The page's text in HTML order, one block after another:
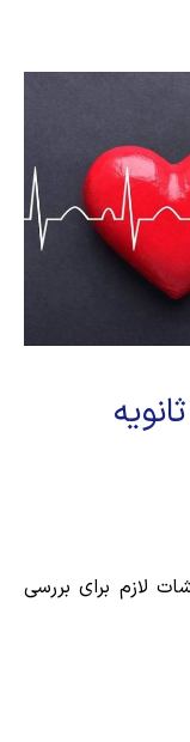
لازم برای بررسی